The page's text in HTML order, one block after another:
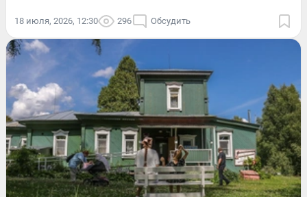
18 июля, 2026, 12:30 296 Обсудить